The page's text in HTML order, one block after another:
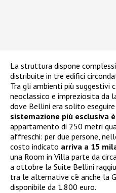
La struttura dispone
distribuite in tre edifici
Tra gli ambienti più suggestivi
neoclassico e impreziosita da
dove Bellini era solito
sistemazione più esclusiva
appartamento di 250 metri
affreschi: per due persone,
costo indicato arriva a 15
una Room in Villa parte da
a ottobre la Suite Bellini
tra le alternative c’è anche la
disponibile da 1.800 euro.